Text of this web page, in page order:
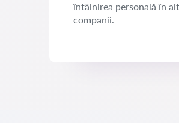
întâlnirea personală în
companii.